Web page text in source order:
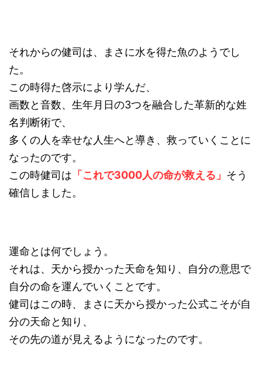
それからの健司は、まさに水を得た魚のようでし
た。
この時得た啓示により学んだ、
画数と音数、生年月日の3つを融合した革新的な姓
名判断術で、
多くの人を幸せな人生へと導き、救っていくことに
なったのです。
この時健司は 「これで3000人の命が救える」 そう
確信しました。
運命とは何でしょう。
それは、天から授かった天命を知り、自分の意思で
自分の命を運んでいくことです。
健司はこの時、まさに天から授かった公式こそが自
分の天命と知り、
その先の道が見えるようになったのです。